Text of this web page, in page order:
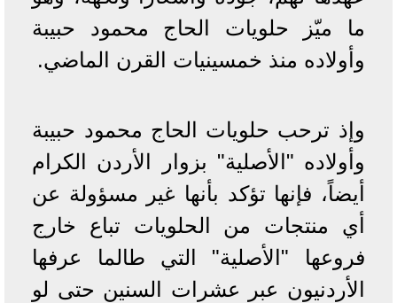
ما ميّز حلويات الحاج محمود حبيبة
وأولاده منذ خمسينيات القرن الماضي.
وإذ ترحب حلويات الحاج محمود حبيبة
وأولاده "الأصلية" بزوار الأردن الكرام
أيضاً، فإنها تؤكد بأنها غير مسؤولة عن
أي منتجات من الحلويات تباع خارج
فروعها "الأصلية" التي طالما عرفها
الأردنيون عبر عشرات السنين حتى لو